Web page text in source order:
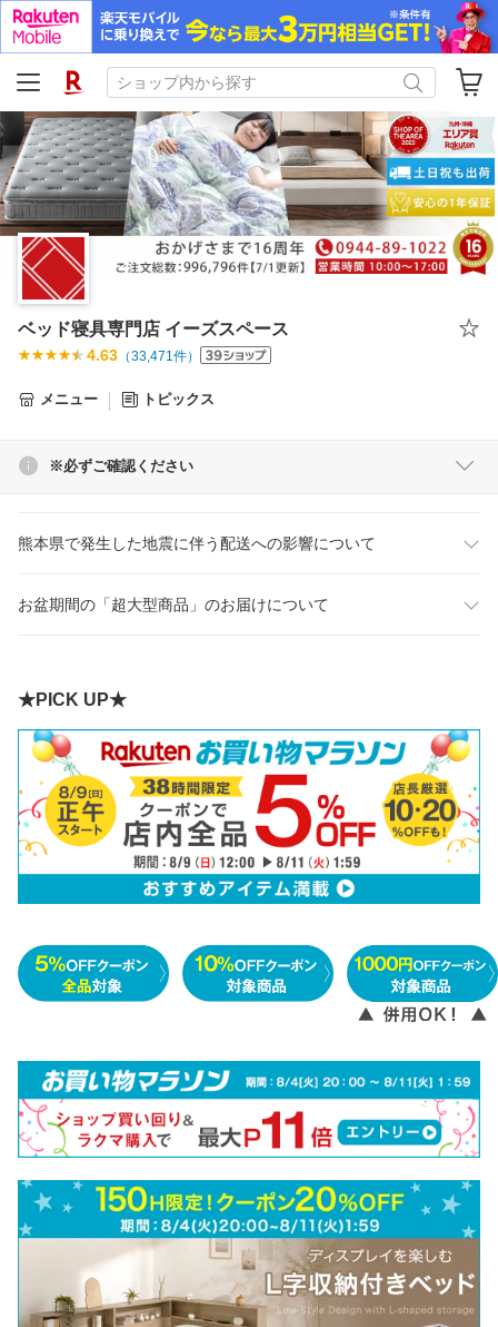
ベッド寝具専門店 イーズスペース
4.63 （33,471件）
メニュー トピックス
※必ずご確認ください
熊本県で発生した地震に伴う配送への影響について
お盆期間の「超大型商品」のお届けについて
★PICK UP★